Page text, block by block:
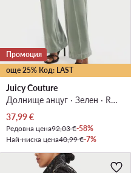
още 25% Код: LAST
Промоция
Juicy Couture
Долнище анцуг · Зелен · Regular Fit
Актуална цена
37,99€
Редовна цена92,03 €-58%
Най-ниска цена40,99 €-7%